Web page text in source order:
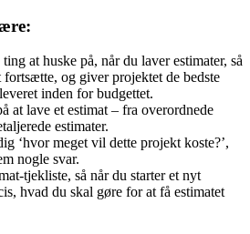
at huske på, når du laver estimater, så
og giver projektet de bedste
inden for budgettet.
at lave et estimat – fra overordnede
estimater.
‘hvor meget vil dette projekt koste?’,
nogle svar.
tjekliste, så når du starter et nyt
hvad du skal gøre for at få estimatet